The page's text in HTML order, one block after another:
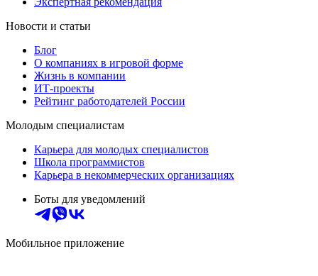
Новости и статьи
Блог
О компаниях в игровой форме
Жизнь в компании
ИТ-проекты
Рейтинг работодателей России
Молодым специалистам
Карьера для молодых специалистов
Школа программистов
Карьера в некоммерческих организациях
Боты для уведомлений
Мобильное приложение